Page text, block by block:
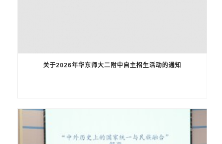
关于2026年华东师大二附中自主招生活动的通知